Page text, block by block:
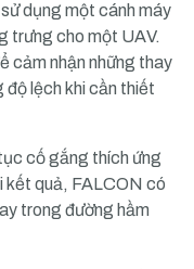
dụng một cánh máy
trưng cho một UAV.
cảm nhận những thay
độ lệch khi cần thiết
cố gắng thích ứng
kết quả, FALCON có
trong đường hầm